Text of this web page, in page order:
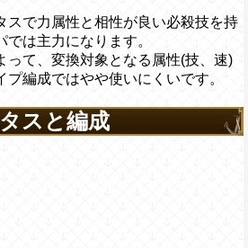
スで力属性と相性が良い必殺技を持
は主力になります。
って、変換対象となる属性(技、速)
編成ではやや使いにくいです。
スと編成